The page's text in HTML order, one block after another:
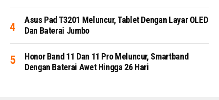
Asus Pad T3201 Meluncur, Tablet Dengan Layar OLED
Dan Baterai Jumbo
Honor Band 11 Dan 11 Pro Meluncur, Smartband
Dengan Baterai Awet Hingga 26 Hari